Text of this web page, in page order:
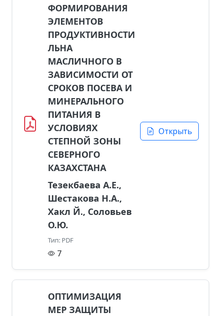
ФОРМИРОВАНИЯ
ЭЛЕМЕНТОВ
ПРОДУКТИВНОСТИ
ЛЬНА
МАСЛИЧНОГО В
ЗАВИСИМОСТИ ОТ
СРОКОВ ПОСЕВА И
МИНЕРАЛЬНОГО
ПИТАНИЯ В
УСЛОВИЯХ
СТЕПНОЙ ЗОНЫ
СЕВЕРНОГО
КАЗАХСТАНА
Тезекбаева А.Е.,
Шестакова Н.А.,
Хакл Й., Соловьев
О.Ю.
Тип: PDF
7
Открыть
ОПТИМИЗАЦИЯ
МЕР ЗАЩИТЫ